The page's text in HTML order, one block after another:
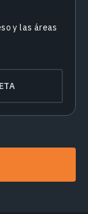
y las áreas